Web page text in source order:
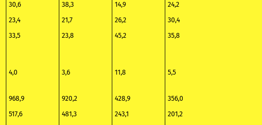
30,6 38,3 14,9
24,2
23,4 21,7 26,2
30,4
33,5 23,8 45,2
35,8
4,0 3,6 11,8
5,5
968,9 920,2 428,9
356,0
517,6 481,3 243,1
201,2